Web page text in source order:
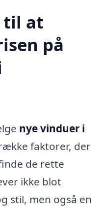
til at
på
nye vinduer i
faktorer, der
de rette
ikke blot
stil, men også en